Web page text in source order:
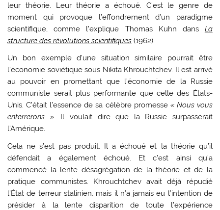
leur théorie. Leur théorie a échoué. C’est le genre de
moment qui provoque l’effondrement d’un paradigme
scientifique, comme l’explique Thomas Kuhn dans La
structure des révolutions scientifiques (1962).
Un bon exemple d’une situation similaire pourrait être
l’économie soviétique sous Nikita Khrouchtchev. Il est arrivé
au pouvoir en promettant que l’économie de la Russie
communiste serait plus performante que celle des États-
Unis. C’était l’essence de sa célèbre promesse « Nous vous
enterrerons ». Il voulait dire que la Russie surpasserait
l’Amérique.
Cela ne s’est pas produit. Il a échoué et la théorie qu’il
défendait a également échoué. Et c’est ainsi qu’a
commencé la lente désagrégation de la théorie et de la
pratique communistes. Khrouchtchev avait déjà répudié
l’État de terreur stalinien, mais il n’a jamais eu l’intention de
présider à la lente disparition de toute l’expérience